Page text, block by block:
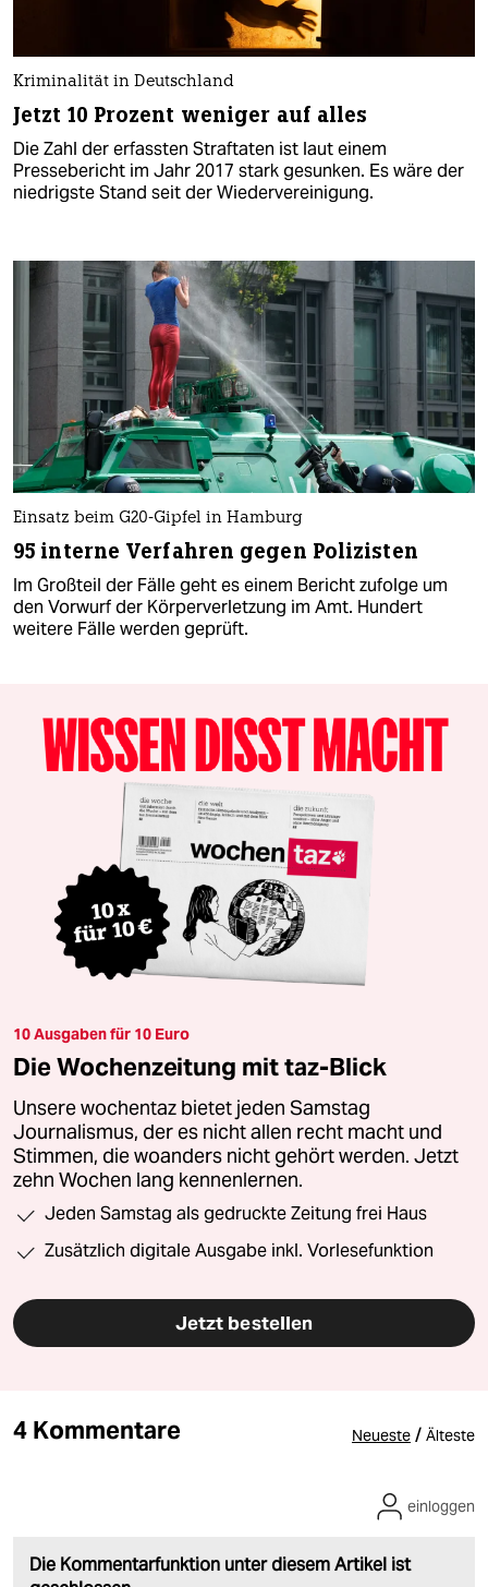
Kriminalität in Deutschland
Jetzt 10 Prozent weniger auf alles
Die Zahl der erfassten Straftaten ist laut einem
Pressebericht im Jahr 2017 stark gesunken. Es wäre der
niedrigste Stand seit der Wiedervereinigung.
Einsatz beim G20-Gipfel in Hamburg
95 interne Verfahren gegen Polizisten
Im Großteil der Fälle geht es einem Bericht zufolge um
den Vorwurf der Körperverletzung im Amt. Hundert
weitere Fälle werden geprüft.
10 Ausgaben für 10 Euro
Die Wochenzeitung mit taz-Blick
Unsere wochentaz bietet jeden Samstag
Journalismus, der es nicht allen recht macht und
Stimmen, die woanders nicht gehört werden. Jetzt
zehn Wochen lang kennenlernen.
Jeden Samstag als gedruckte Zeitung frei Haus
Zusätzlich digitale Ausgabe inkl. Vorlesefunktion
Jetzt bestellen
4 Kommentare Neueste / Älteste
Die Kommentarfunktion unter diesem Artikel ist
einloggen